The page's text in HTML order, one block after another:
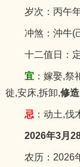
岁次：丙午年
冲煞：沖牛(
十二值日：定
宜：嫁娶,祭
徙,安床,拆卸,修造
忌 ：动土,伐
2026年3月
农历：2026年